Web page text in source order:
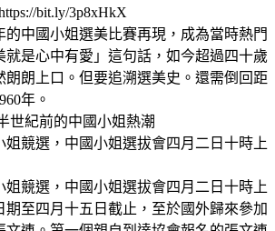
bit.ly/3p8xHkX
的中國小姐選美比賽再現，成為當時熱門
就是心中有愛」這句話，如今超過四十歲
朗朗上口。但要追溯選美史。還需倒回距
年。
世紀前的中國小姐熱潮
姐競選，中國小姐選拔會四月二日十時上
姐競選，中國小姐選拔會四月二日十時上
期至四月十五日截止，至於國外歸來參加